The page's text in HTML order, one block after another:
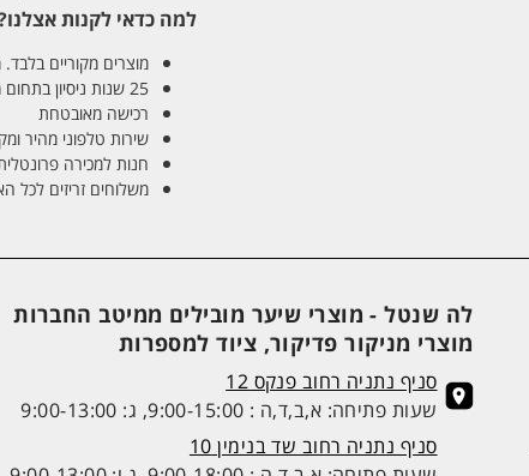
למה כדאי לקנות
מוצרים מקוריים בלבד.
25 שנות ניסיון בתחום מוצרי השיער והטיפוח
רכישה מאובטחת
שירות טלפוני מהיר
חנות למכירה פרונטלית
משלוחים זריזים לכל
לה שנטל - מוצרי שיער מובילים ממיטב החברות
מוצרי מניקור פדיקור, ציוד למספרות
סניף נתניה רחוב פנקס 12
שעות פתיחה: א,ב,ד,ה : 9:00-15:00, ג: 9:00-13:00
סניף נתניה רחוב שד בנימין 10